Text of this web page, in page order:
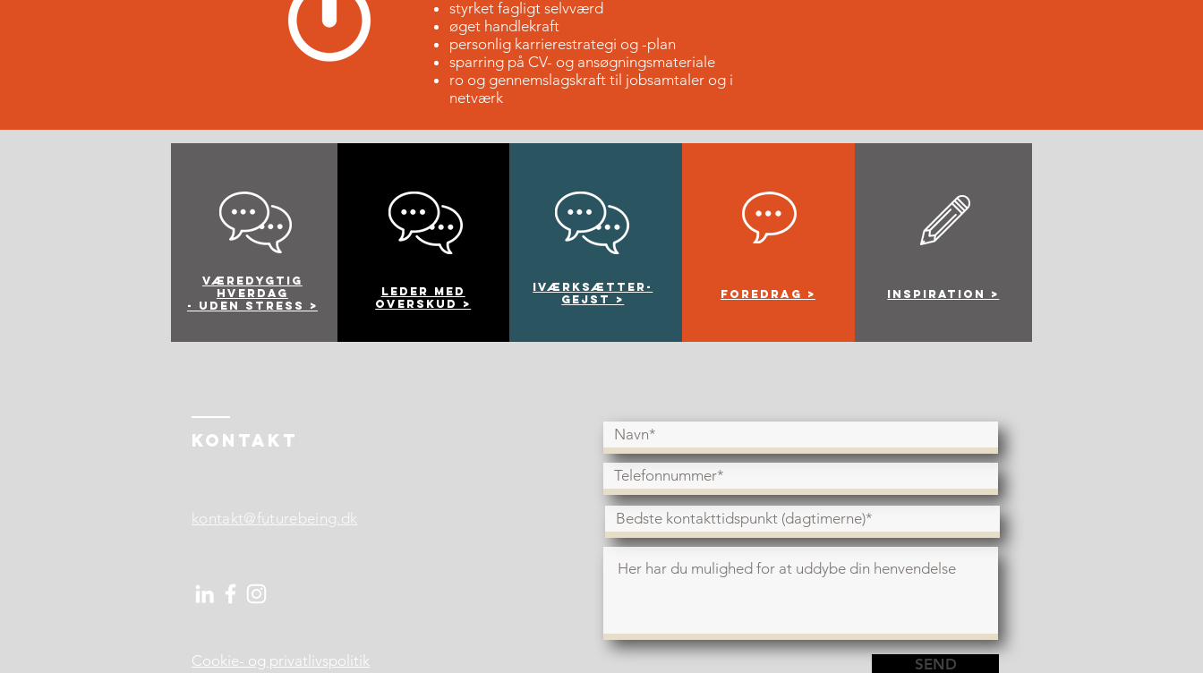
styrket fagligt selvværd
øget handlekraft
personlig karrierestrategi og -plan
sparring på CV- og ansøgningsmateriale
ro og gennemslagskraft til jobsamtaler og i
netværk
Væredygtig
hverdag
- Uden stress >
Leder med
overskud >
Iværksætter-
gejst >
FOREDRAG > Inspiration >
KONTAKT
kontakt@futurebeing.dk
Cookie- og privatlivspolitik SEND